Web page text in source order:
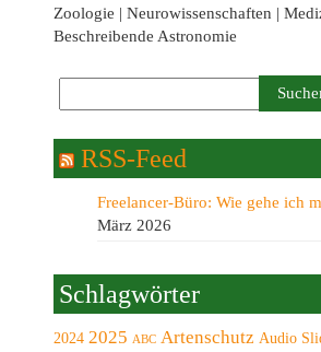
Zoologie | Neurowissenschaften |
Beschreibende Astronomie
RSS-Feed
Freelancer-Büro: Wie gehe ich
März 2026
Schlagwörter
2024 2025 ABC Artenschutz Audio